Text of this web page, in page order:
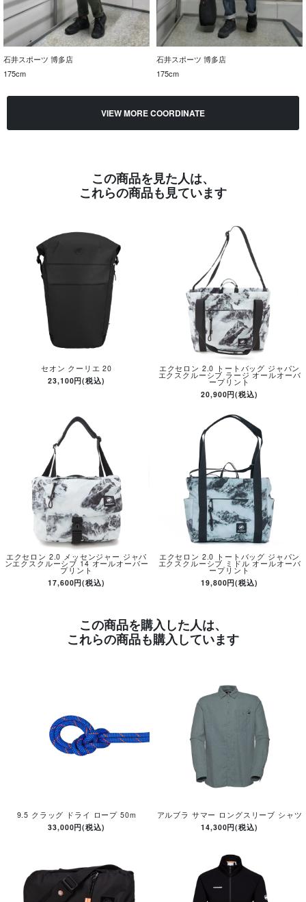
石井スポーツ 博多店
175cm
石井スポーツ 博多店
175cm
VIEW MORE COORDINATE
この商品を見た人は、
これらの商品も見ています
セオン クーリエ 20
23,100円(税込)
エクセロン 2.0 トートバッグ ジャパン
エクスクルーシブ ラージ オールオーバ
ープリント
20,900円(税込)
エクセロン 2.0 メッセンジャー ジャパ
ンエクスクルーシブ 14 オールオーバー
プリント
17,600円(税込)
エクセロン 2.0 トートバッグ ジャパン
エクスクルーシブ ミドル オールオーバ
ープリント
19,800円(税込)
この商品を購入した人は、
これらの商品も購入しています
9.5 クラッグ ドライ ロープ 50m
33,000円(税込)
アルブラ サマー ロングスリーブ シャツ
14,300円(税込)